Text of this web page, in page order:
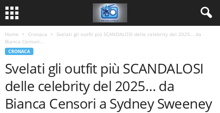
Home Cronaca
Svelati gli outfit più SCANDALOSI delle celebrity del 2025… da
Bianca Censori...
CRONACA
Svelati gli outfit più SCANDALOSI
delle celebrity del 2025… da
Bianca Censori a Sydney Sweeney